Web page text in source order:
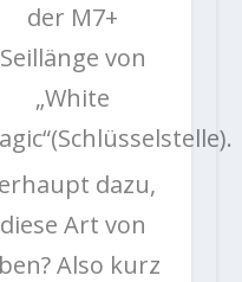
der M7+
Seillänge von
„White
dazu,
Art von
Also kurz